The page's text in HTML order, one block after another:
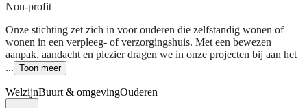
Non-profit
Onze stichting zet zich in voor ouderen die zelfstandig wonen of
wonen in een verpleeg- of verzorgingshuis. Met een bewezen
aanpak, aandacht en plezier dragen we in onze projecten bij aan het
... Toon meer
WelzijnBuurt & omgevingOuderen